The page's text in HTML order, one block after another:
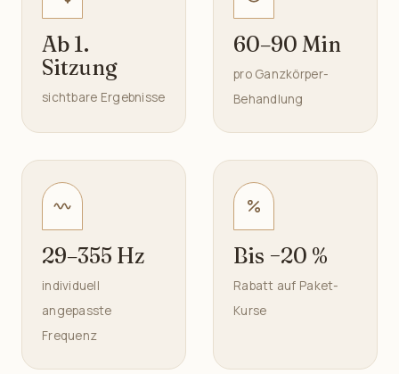
Ab 1.
Sitzung
sichtbare Ergebnisse
60–90 Min
pro Ganzkörper-
Behandlung
29–355 Hz
individuell
angepasste
Frequenz
Bis −20 %
Rabatt auf Paket-
Kurse